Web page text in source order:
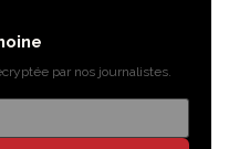
par nos journalistes.